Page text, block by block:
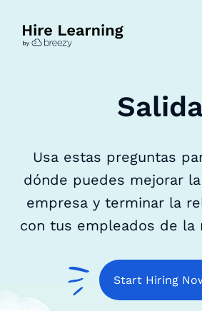
Usa estas preguntas
dónde puedes mejorar
empresa y terminar la
con tus empleados de la
Start Hiring